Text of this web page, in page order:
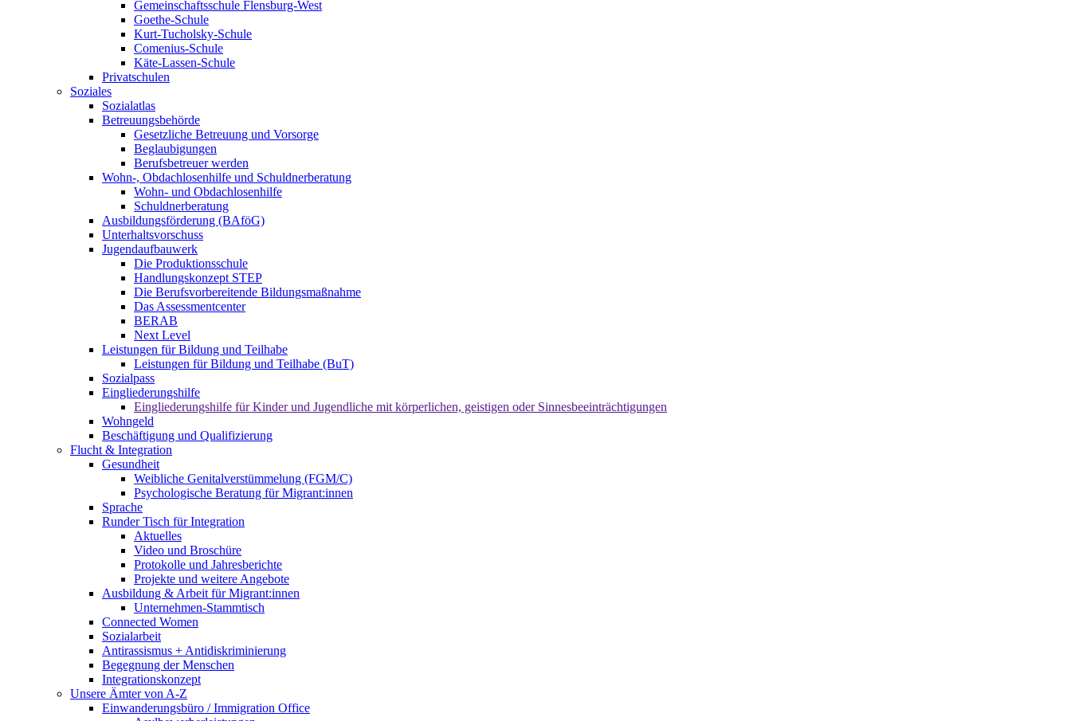
Gemeinschaftsschule Flensburg-West
Goethe-Schule
Kurt-Tucholsky-Schule
Comenius-Schule
Käte-Lassen-Schule
Privatschulen
Soziales
Sozialatlas
Betreuungsbehörde
Gesetzliche Betreuung und Vorsorge
Beglaubigungen
Berufsbetreuer werden
Wohn-, Obdachlosenhilfe und Schuldnerberatung
Wohn- und Obdachlosenhilfe
Schuldnerberatung
Ausbildungsförderung (BAföG)
Unterhaltsvorschuss
Jugendaufbauwerk
Die Produktionsschule
Handlungskonzept STEP
Die Berufsvorbereitende Bildungsmaßnahme
Das Assessmentcenter
BERAB
Next Level
Leistungen für Bildung und Teilhabe
Leistungen für Bildung und Teilhabe (BuT)
Sozialpass
Eingliederungshilfe
Eingliederungshilfe für Kinder und Jugendliche mit körperlichen, geistigen oder Sinnesbeeinträchtigungen
Wohngeld
Beschäftigung und Qualifizierung
Flucht & Integration
Gesundheit
Weibliche Genitalverstümmelung (FGM/C)
Psychologische Beratung für Migrant:innen
Sprache
Runder Tisch für Integration
Aktuelles
Video und Broschüre
Protokolle und Jahresberichte
Projekte und weitere Angebote
Ausbildung & Arbeit für Migrant:innen
Unternehmen-Stammtisch
Connected Women
Sozialarbeit
Antirassismus + Antidiskriminierung
Begegnung der Menschen
Integrationskonzept
Unsere Ämter von A-Z
Einwanderungsbüro / Immigration Office